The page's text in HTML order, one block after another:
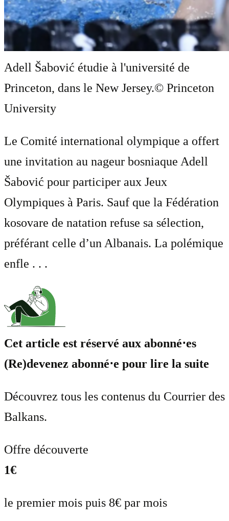
Adell Šabović étudie à l'université de
Princeton, dans le New Jersey.© Princeton
University
Le Comité international olympique a offert
une invitation au nageur bosniaque Adell
Šabović pour participer aux Jeux
Olympiques à Paris. Sauf que la Fédération
kosovare de natation refuse sa sélection,
préférant celle d’un Albanais. La polémique
enfle . . .
Cet article est réservé aux abonné⋅es
(Re)devenez abonné⋅e pour lire la suite
Découvrez tous les contenus du Courrier des
Balkans.
Offre découverte
1€
le premier mois puis 8€ par mois